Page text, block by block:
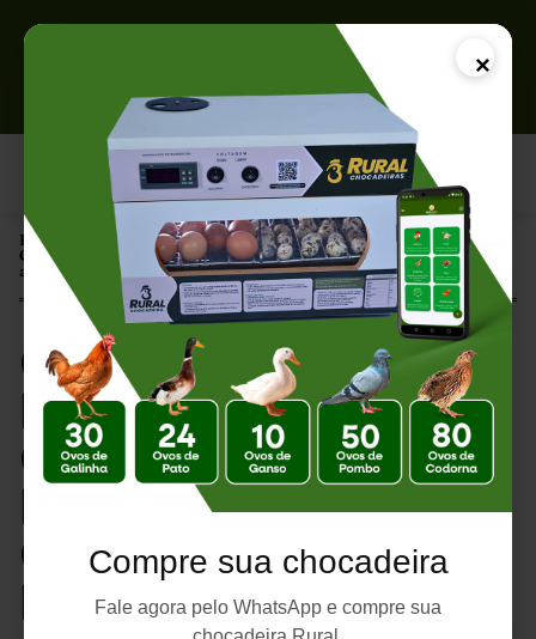
×
Compre sua chocadeira
Fale agora pelo WhatsApp e compre sua
Página Inicial |
O Que Influencia a Fertilidade dos Galos? Fatores que Determinam
a Qualidade dos Ovos Férteis
O Que Influencia a
Fertilidade dos
Galos? Fatores que
Determinam a
Qualidade dos Ovos
Férteis